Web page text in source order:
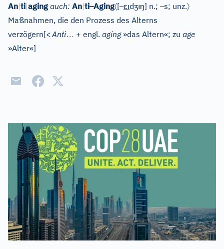
An|ti|aging auch: An|ti–Aging〈[–ɛıdʒıŋ] n.;–s; unz.〉
Maßnahmen, die den Prozess des Alterns
verzögern[<Anti… + engl. aging»das Altern«; zu age
»Alter«]